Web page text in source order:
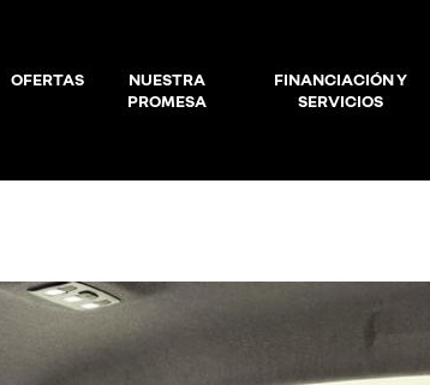
OFERTAS
NUESTRA
PROMESA
FINANCIACIÓN Y
SERVICIOS